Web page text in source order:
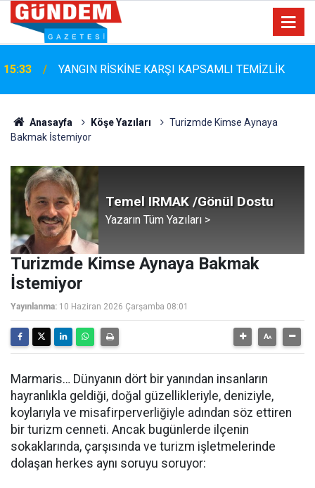
15:33 YANGIN RİSKİNE KARŞI KAPSAMLI TEMİZLİK
Anasayfa Köşe Yazıları
Turizmde Kimse Aynaya
Bakmak İstemiyor
Temel IRMAK /Gönül Dostu
Yazarın Tüm Yazıları >
Turizmde Kimse Aynaya Bakmak
İstemiyor
Yayınlanma: 10 Haziran 2026 Çarşamba 08:01
Marmaris… Dünyanın dört bir yanından insanların
hayranlıkla geldiği, doğal güzellikleriyle, deniziyle,
koylarıyla ve misafirperverliğiyle adından söz ettiren
bir turizm cenneti. Ancak bugünlerde ilçenin
sokaklarında, çarşısında ve turizm işletmelerinde
dolaşan herkes aynı soruyu soruyor: